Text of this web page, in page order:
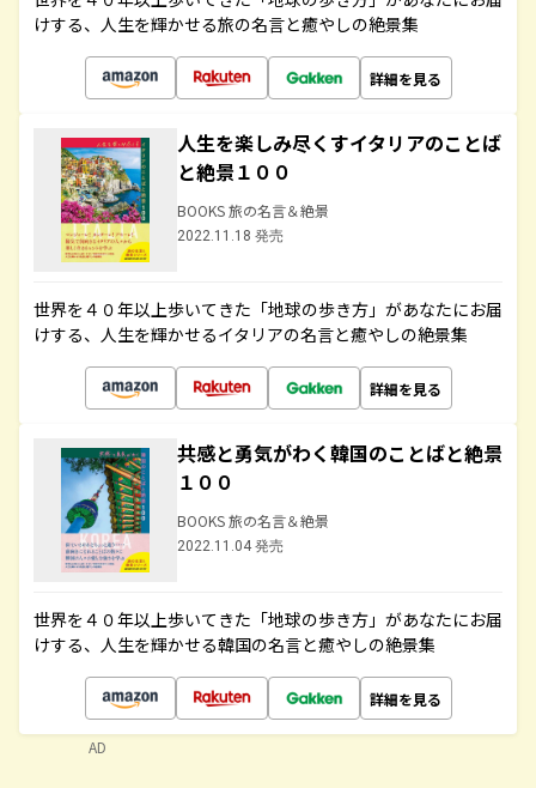
けする、人生を輝かせる旅の名言と癒やしの絶景集
詳細を見る
人生を楽しみ尽くすイタリアのことば
と絶景１００
BOOKS 旅の名言＆絶景
2022.11.18 発売
世界を４０年以上歩いてきた「地球の歩き方」があなたにお届
けする、人生を輝かせるイタリアの名言と癒やしの絶景集
詳細を見る
共感と勇気がわく韓国のことばと絶景
１００
BOOKS 旅の名言＆絶景
2022.11.04 発売
世界を４０年以上歩いてきた「地球の歩き方」があなたにお届
けする、人生を輝かせる韓国の名言と癒やしの絶景集
詳細を見る
AD